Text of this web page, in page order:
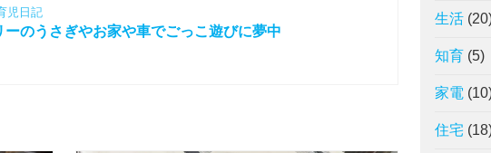
児日記
ーのうさぎやお家や車でごっこ遊びに夢中
生活
知育 (5)
家電
住宅